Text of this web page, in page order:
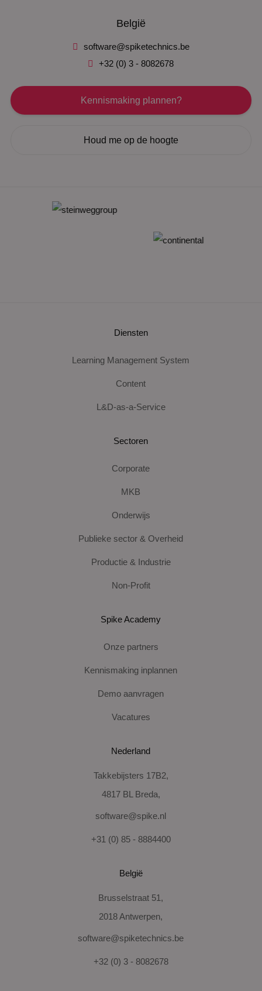
België
software@spiketechnics.be
+32 (0) 3 - 8082678
Kennismaking plannen?
Houd me op de hoogte
Diensten
Learning Management System
Content
L&D-as-a-Service
Sectoren
Corporate
MKB
Onderwijs
Publieke sector & Overheid
Productie & Industrie
Non-Profit
Spike Academy
Onze partners
Kennismaking inplannen
Demo aanvragen
Vacatures
Nederland
Takkebijsters 17B2,
4817 BL Breda,
software@spike.nl
+31 (0) 85 - 8884400
België
Brusselstraat 51,
2018 Antwerpen,
software@spiketechnics.be
+32 (0) 3 - 8082678